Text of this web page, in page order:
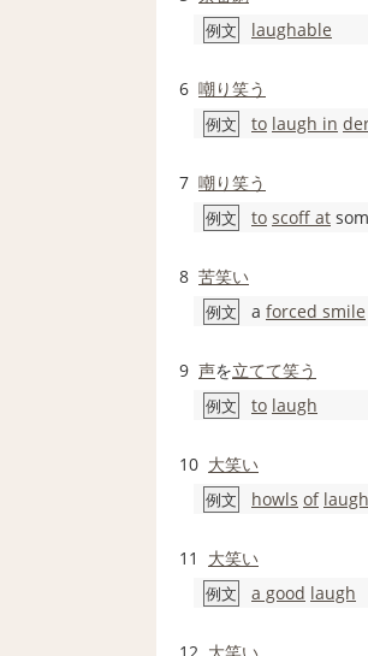
例文 laughable
6 嘲り笑う
例文 to laugh in
7 嘲り笑う
例文 to scoff at
8 苦笑い
例文 a forced smile
9 声を立てて笑う
例文 to laugh
10 大笑い
例文 howls of
11 大笑い
例文 a good laugh